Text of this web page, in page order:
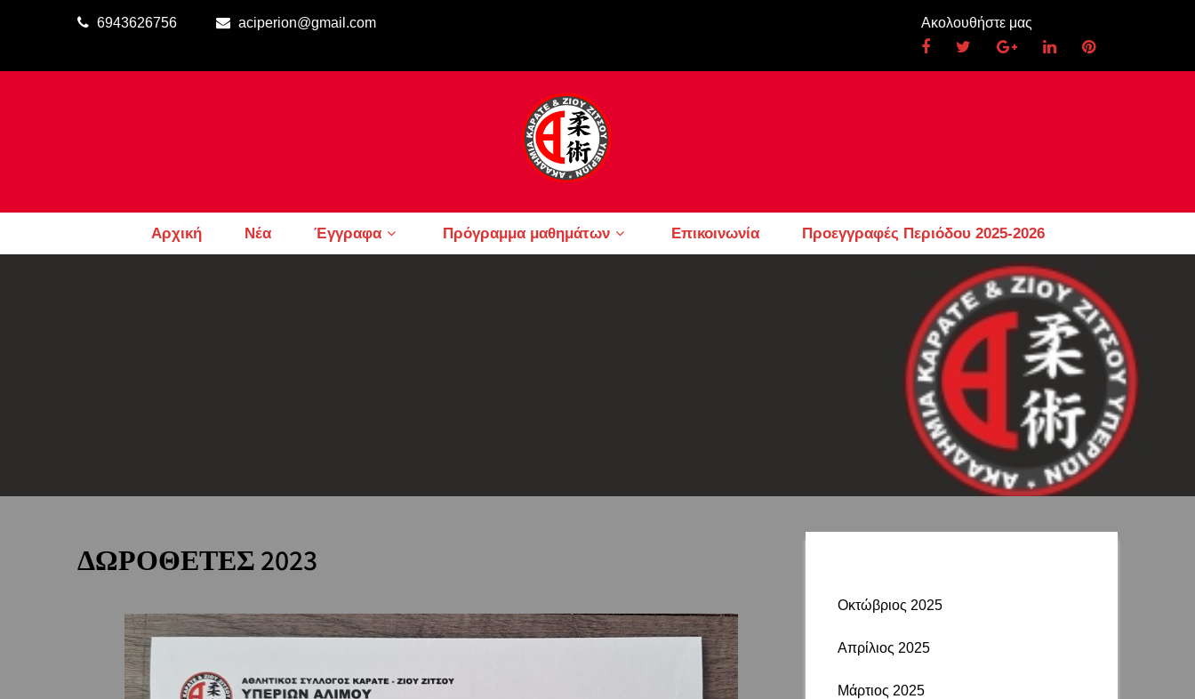
6943626756 aciperion@gmail.com Ακολουθήστε μας
Αρχική Νέα Έγγραφα Πρόγραμμα μαθημάτων Επικοινωνία Προεγγραφές Περιόδου 2025-2026
ΔΩΡΟΘΕΤΕΣ 2023
Οκτώβριος 2025
Απρίλιος 2025
Μάρτιος 2025